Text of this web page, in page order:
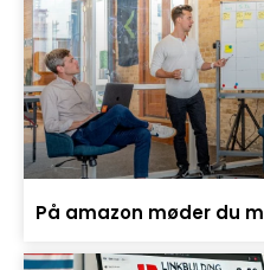
På amazon møder du